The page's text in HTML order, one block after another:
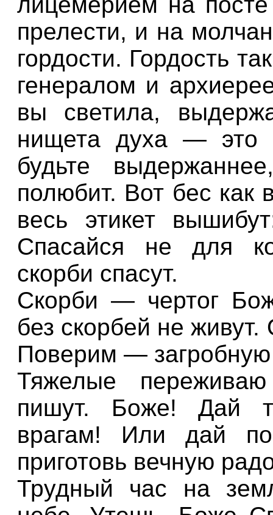
прелести, и на
гордости. Гордость
генералом и
вы светила,
нищета духа — это
будьте
полюбит. Вот бес как
весь этикет
Спасайся не для
скорби спасут.
Скорби — чертог
без скорбей не
Поверим —
Тяжелые
пишут. Боже! Дай
врагам! Или дай
приготовь вечную
Трудный час на